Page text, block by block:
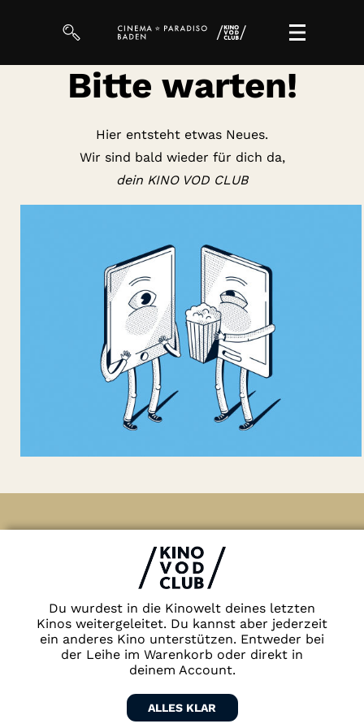
Du wurdest in die Kinowelt deines letzten
Kinos weitergeleitet. Du kannst aber jederzeit
ein anderes Kino unterstützen. Entweder bei
der Leihe im Warenkorb oder direkt in
deinem Account.
ALLES KLAR
Filme
Magazin
Kuratierungen
So geht’s
Filmpakete
Gutscheine
& Filmpässe
Account
Suche
Bitte warten!
Hier entsteht etwas Neues.
Wir sind bald wieder für dich da,
dein KINO VOD CLUB
AGB
Kontakt
Newsletter
Partner